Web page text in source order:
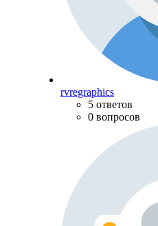
rvregraphics
5 ответов
0 вопросов